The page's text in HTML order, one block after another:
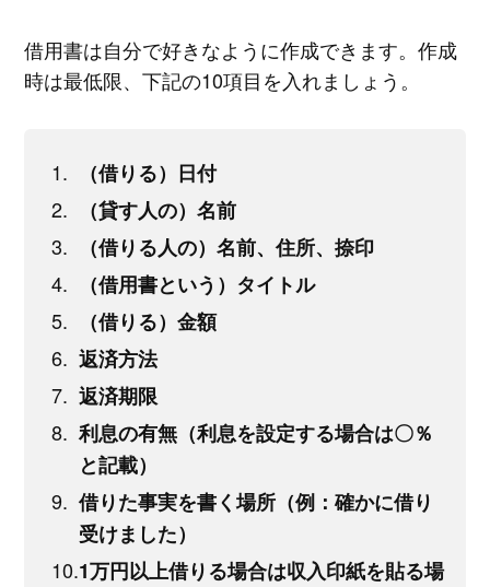
借用書は自分で好きなように作成できます。作成
時は最低限、下記の10項目を入れましょう。
（借りる）日付
（貸す人の）名前
（借りる人の）名前、住所、捺印
（借用書という）タイトル
（借りる）金額
返済方法
返済期限
利息の有無（利息を設定する場合は〇％
と記載）
借りた事実を書く場所（例：確かに借り
受けました）
1万円以上借りる場合は収入印紙を貼る場